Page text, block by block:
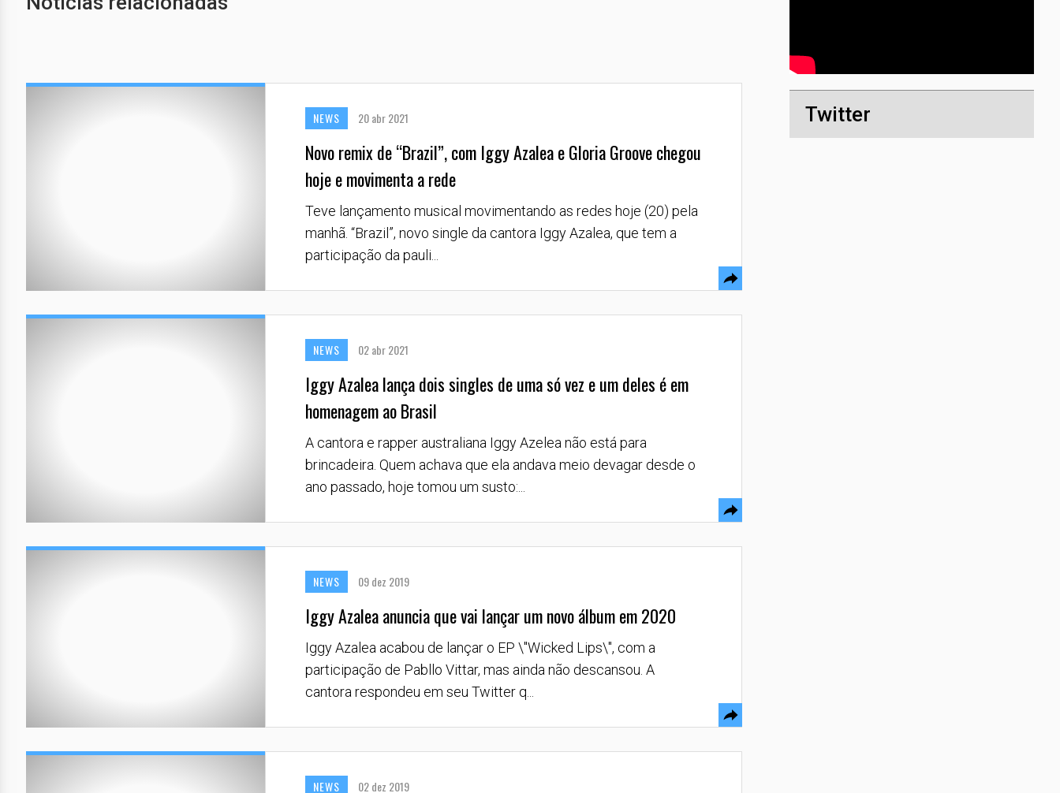
Twitter
NEWS 20 abr 2021
Novo remix de “Brazil”, com Iggy Azalea e Gloria Groove chegou
hoje e movimenta a rede
Teve lançamento musical movimentando as redes hoje (20) pela
manhã. “Brazil”, novo single da cantora Iggy Azalea, que tem a
participação da pauli...
NEWS 02 abr 2021
Iggy Azalea lança dois singles de uma só vez e um deles é em
homenagem ao Brasil
A cantora e rapper australiana Iggy Azelea não está para
brincadeira. Quem achava que ela andava meio devagar desde o
ano passado, hoje tomou um susto:...
NEWS 09 dez 2019
Iggy Azalea anuncia que vai lançar um novo álbum em 2020
Iggy Azalea acabou de lançar o EP \"Wicked Lips\", com a
participação de Pabllo Vittar, mas ainda não descansou. A
cantora respondeu em seu Twitter q...
NEWS 02 dez 2019